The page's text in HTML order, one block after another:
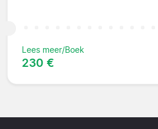
Lees meer/Boek
230 €